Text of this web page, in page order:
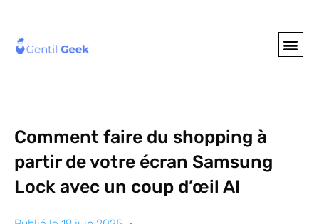
Comment faire du shopping à
partir de votre écran Samsung
Lock avec un coup d’œil AI